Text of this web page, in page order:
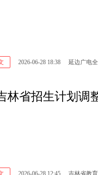
2026-06-28 18:38 延边广电
林省招生计划调
2026-06-28 12:45 吉林省教